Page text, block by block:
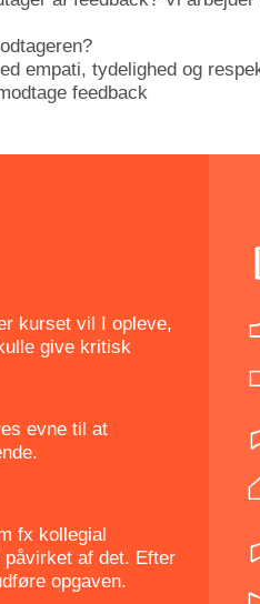
empati, tydelighed og
feedback
kurset vil I opleve,
give kritisk
evne til at
fx kollegial
af det. Efter
opgaven.